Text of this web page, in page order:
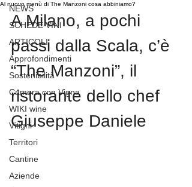
NEWS
SCHEDE VINI
ARTICOLI
Approfondimenti
Sostenibilità
Camera con Vigna
WIKI wine
Vitigni
Territori
Cantine
Aziende
Al nuovo menù di The Manzoni cosa abbiniamo?
A Milano, a pochi
passi dalla Scala, c’è
“The Manzoni”, il
ristorante dello chef
Giuseppe Daniele